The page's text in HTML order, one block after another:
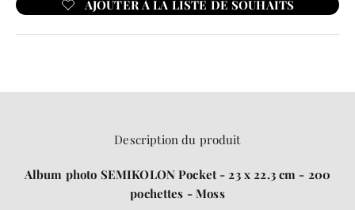
Description du produit
Album photo SEMIKOLON Pocket - 23 x 22.3 cm - 200
pochettes - Moss